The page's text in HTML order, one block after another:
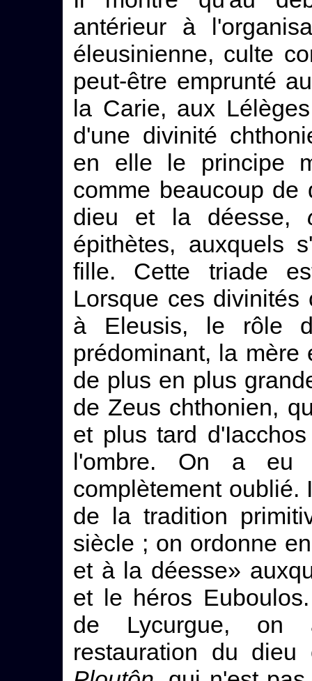
antérieur à
éleusinienne, culte
peut-être emprunté
la Carie, aux
d'une divinité
en elle le principe
comme beaucoup
dieu et la déesse,
épithètes, auxquels
fille. Cette triade
Lorsque ces divinités
à Eleusis, le rôle
prédominant, la
de plus en plus
de Zeus chthonien,
et plus tard
l'ombre. On a eu
complètement oublié.
de la tradition
siècle ; on ordonne
et à la déesse»
et le héros
de Lycurgue, on
restauration du